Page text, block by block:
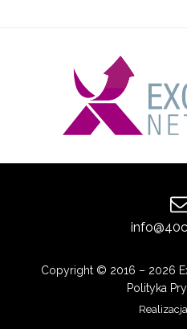
Copyright © 2016 – 2026
Polityka